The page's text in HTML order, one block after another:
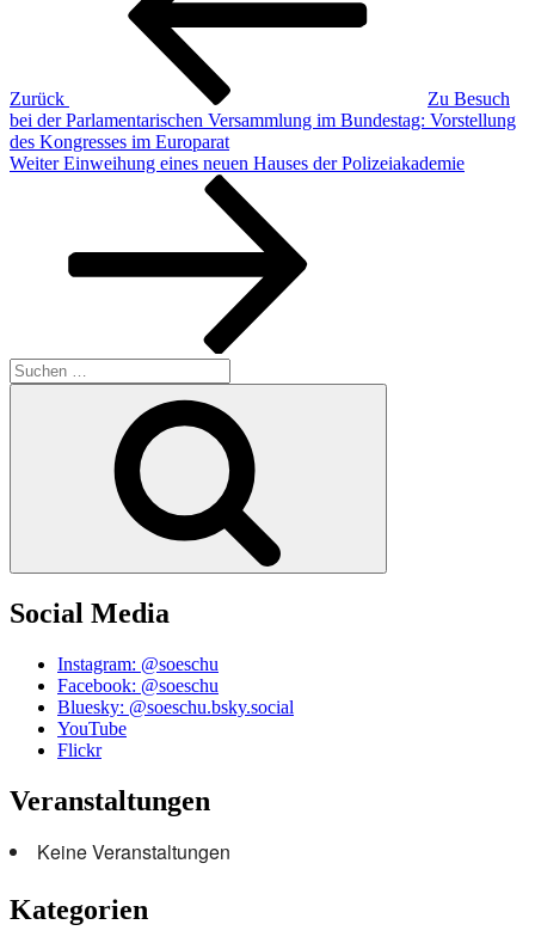
Zurück
Zu Besuch
bei der Parlamentarischen Versammlung im Bundestag: Vorstellung
des Kongresses im Europarat
Nächster
Weiter Einweihung eines neuen Hauses der Polizeiakademie
Suchen
nach:
Social Media
Instagram: @soeschu
Facebook: @soeschu
Bluesky: @soeschu.bsky.social
YouTube
Flickr
Veranstaltungen
Keine Veranstaltungen
Kategorien